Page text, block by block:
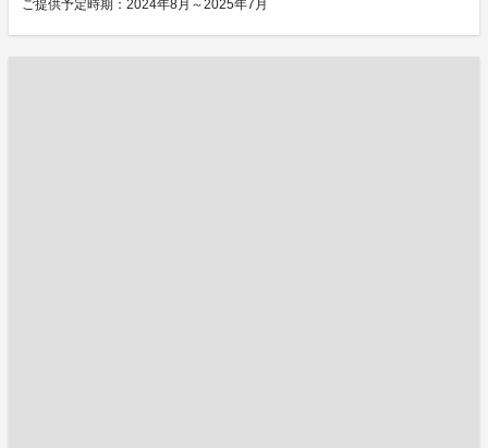
ご提供予定時期：2024年8月～2025年7月